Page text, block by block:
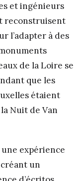
et ingénieurs
reconstruisent
l’adapter à des
de la Loire se
que les
étaient
Nuit de Van
expérience
un